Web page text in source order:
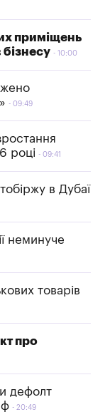
приміщень
бізнесу
10:00
09:49
році
09:41
в Дубаї
неминуче
товарів
про
дефолт
20:49